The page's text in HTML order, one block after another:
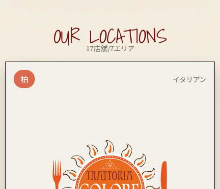
OUR LOCATIONS
17店舗/7エリア
柏 イタリアン